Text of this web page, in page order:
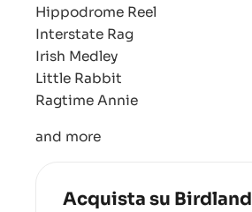
Hippodrome Reel
Interstate Rag
Irish Medley
Little Rabbit
Ragtime Annie
and more
Acquista su Birdland